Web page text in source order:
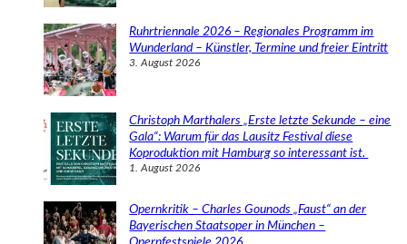
Ruhrtriennale 2026 – Regionales Programm im
Wunderland – Künstler, Termine und freier Eintritt
3. August 2026
Christoph Marthalers „Erste letzte Sekunde – eine
Gala“: Warum für das Lausitz Festival diese
Koproduktion mit Hamburg so interessant ist.
1. August 2026
Opernkritik – Charles Gounods „Faust“ an der
Bayerischen Staatsoper in München –